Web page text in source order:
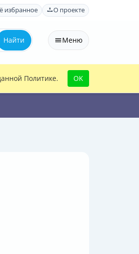
избранное О проекте
Найти Меню
Политике. OK